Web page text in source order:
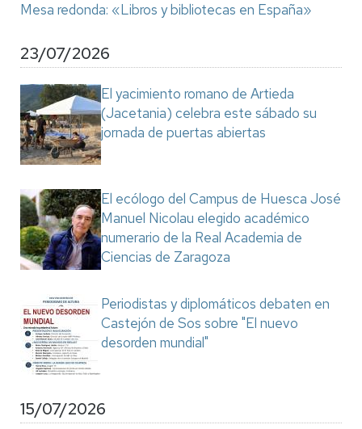
Mesa redonda: «Libros y bibliotecas en España»
23/07/2026
El yacimiento romano de Artieda
(Jacetania) celebra este sábado su
jornada de puertas abiertas
El ecólogo del Campus de Huesca José
Manuel Nicolau elegido académico
numerario de la Real Academia de
Ciencias de Zaragoza
Periodistas y diplomáticos debaten en
Castejón de Sos sobre "El nuevo
desorden mundial"
15/07/2026